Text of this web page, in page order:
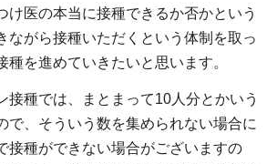
医の本当に接種できるか否かという
ながら接種いただくという体制を取っ
種を進めていきたいと思います。
種では、まとまって10人分とかいう
で、そういう数を集められない場合に
接種ができない場合がございますの